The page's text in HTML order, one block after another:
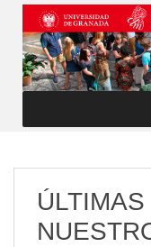
Skip to main content